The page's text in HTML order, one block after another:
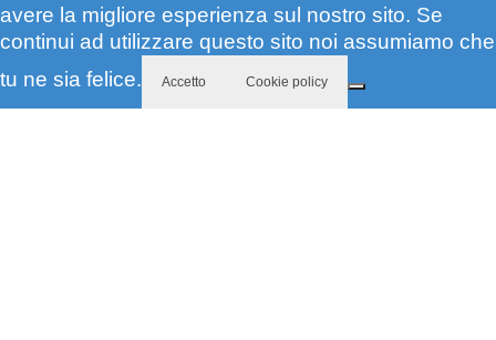
avere la migliore esperienza sul nostro sito. Se
continui ad utilizzare questo sito noi assumiamo che
tu ne sia felice.
Accetto Cookie policy